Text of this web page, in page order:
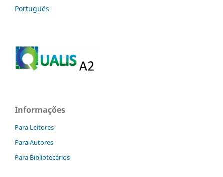
Português
Informações
Para Leitores
Para Autores
Para Bibliotecários